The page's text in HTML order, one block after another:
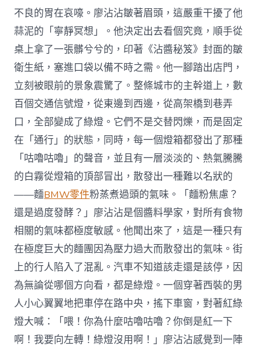
不良的胃在哀嚎。廖沾沾皺著眉頭，這嚴重干擾了他
蒜泥的「寧靜冥想」。他決定出去看個究竟，順手從
桌上拿了一張髒兮兮的，印著《沾醬秘笈》封面的皺
衛生紙，塞進口袋以備不時之需。他一腳踏出店門，
立刻被眼前的景象震驚了。整條城市的主幹道上，數
百個交通信號燈，從東邊到西邊，從高架橋到巷弄
口，全部變成了綠燈。它們不是交替閃爍，而是固定
在「通行」的狀態，同時，每一個燈箱都發出了那種
「咕嚕咕嚕」的聲音，並且有一層淡淡的、熱氣騰騰
的白霧從燈箱的頂部冒出，散發出一種難以名狀的
——麵BMW零件粉蒸煮過頭的氣味。「麵粉焦慮？
還是過度發酵？」廖沾沾是個醬料學家，對所有食物
相關的氣味都極度敏感。他聞出來了，這是一種只有
在極度巨大的麵團因為壓力過大而散發出的氣味。街
上的行人陷入了混亂。汽車不知道該走還是該停，因
為無論從哪個方向看，都是綠燈。一個穿著西裝的男
人小心翼翼地把車停在路中央，搖下車窗，對著紅綠
燈大喊：「喂！你為什麼咕嚕咕嚕？你倒是紅一下
啊！我要向左轉！綠燈沒用啊！」廖沾沾感覺到一陣